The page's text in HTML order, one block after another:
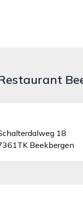
18
Beekbergen